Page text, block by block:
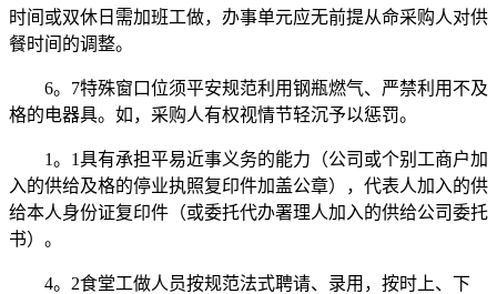
时间或双休日需加班工做，办事单元应无前提从命采购人对供
餐时间的调整。
6。7特殊窗口位须平安规范利用钢瓶燃气、严禁利用不及
格的电器具。如，采购人有权视情节轻沉予以惩罚。
1。1具有承担平易近事义务的能力（公司或个别工商户加
入的供给及格的停业执照复印件加盖公章），代表人加入的供
给本人身份证复印件（或委托代办署理人加入的供给公司委托
书）。
4。2食堂工做人员按规范法式聘请、录用，按时上、下